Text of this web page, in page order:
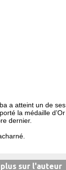
a atteint un de ses
la médaille d’Or
dernier.
plus sur l'auteur